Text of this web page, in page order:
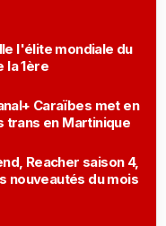
l'élite mondiale du
la 1ère
Caraïbes met en
trans en Martinique
Reacher saison 4,
nouveautés du mois